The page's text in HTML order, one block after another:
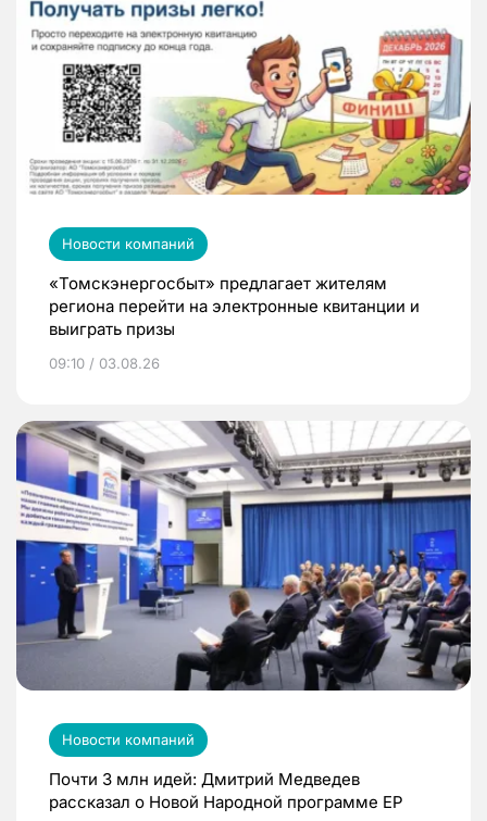
Новости компаний
«Томскэнергосбыт» предлагает жителям
региона перейти на электронные квитанции и
выиграть призы
09:10 / 03.08.26
Новости компаний
Почти 3 млн идей: Дмитрий Медведев
рассказал о Новой Народной программе ЕР